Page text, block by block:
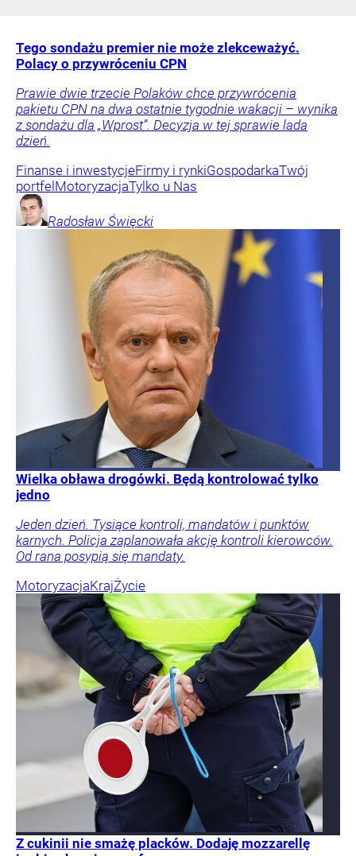
Tego sondażu premier nie może zlekceważyć.
Polacy o przywróceniu CPN
Prawie dwie trzecie Polaków chce przywrócenia
pakietu CPN na dwa ostatnie tygodnie wakacji – wynika
z sondażu dla „Wprost”. Decyzja w tej sprawie lada
dzień.
Finanse i inwestycjeFirmy i rynkiGospodarkaTwój
portfel MotoryzacjaTylko u Nas
Radosław Święcki
Wielka obława drogówki. Będą kontrolować tylko
jedno
Jeden dzień. Tysiące kontroli, mandatów i punktów
karnych. Policja zaplanowała akcję kontroli kierowców.
Od rana posypią się mandaty.
MotoryzacjaKrajŻycie
Z cukinii nie smażę placków. Dodaję mozzarellę